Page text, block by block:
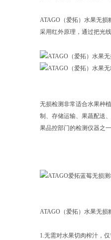
ATAGO（爱拓）水果无
采用红外原理，通过把光
无损检测非常适合水果种
制、存储运输、果蔬配送
果品控部门的检测仪器之
ATAGO（爱拓）水果无
1.无需对水果切肉榨汁，